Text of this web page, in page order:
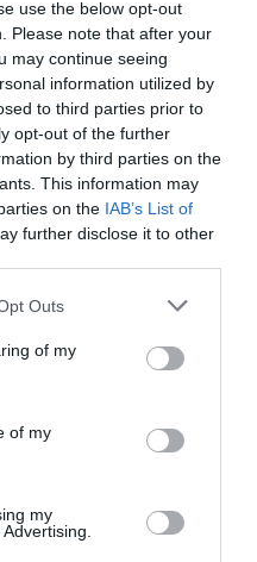
use the below opt-out
Please note that after your
may continue seeing
information utilized by
to third parties prior to
opt-out of the further
by third parties on the
This information may
on the IAB’s List of
further disclose it to other
uses one or more Google
You may click to
its third-party tags to
purposes in below Google
Outs
of my
of my
my
Ορμούζ θα
τη ροή πετρελαίου
Ορμούζ θα μπορούσε να
και φυσικού αερίου από
την έναρξη του